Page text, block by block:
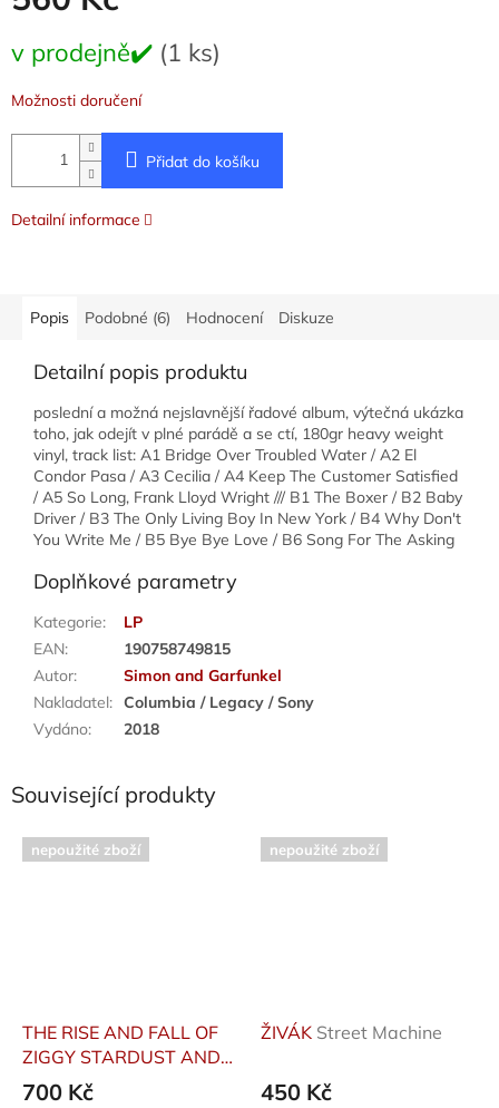
cena:
v prodejně✔️ (1 ks)
Možnosti doručení
Přidat do košíku
Detailní informace
Popis Podobné (6) Hodnocení Diskuze
Detailní popis produktu
poslední a možná nejslavnější řadové album, výtečná ukázka
toho, jak odejít v plné parádě a se ctí, 180gr heavy weight
vinyl, track list: A1 Bridge Over Troubled Water / A2 El
Condor Pasa / A3 Cecilia / A4 Keep The Customer Satisfied
/ A5 So Long, Frank Lloyd Wright /// B1 The Boxer / B2 Baby
Driver / B3 The Only Living Boy In New York / B4 Why Don't
You Write Me / B5 Bye Bye Love / B6 Song For The Asking
Doplňkové parametry
Kategorie:
LP
EAN:
190758749815
Autor:
Simon and Garfunkel
Nakladatel: Columbia / Legacy / Sony
Vydáno: 2018
Související produkty
nepoužité zboží
THE RISE AND FALL OF
ZIGGY STARDUST AND
THE SPIDERS FROM
700 Kč
nepoužité zboží
ŽIVÁK Street Machine
450 Kč